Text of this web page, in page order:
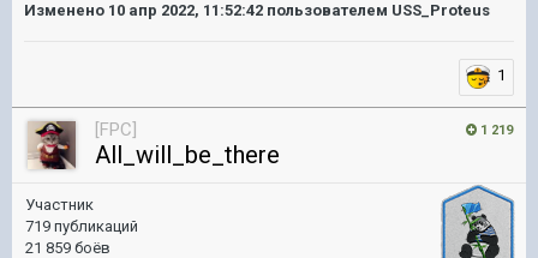
Изменено 10 апр 2022, 11:52:42 пользователем USS_Proteus
1
1 219
[FPC]
All_will_be_there
Участник
719 публикаций
21 859 боёв